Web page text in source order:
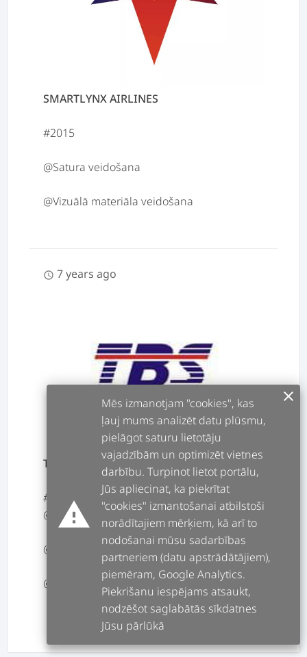
SMARTLYNX AIRLINES
#2015
@Satura veidošana
schedule 7 years ago
TBS TRAVEL AGENCY
#2014
@Facebook lapas uzturēšana
@Satura veidošana
warning
Mēs izmanotjam "cookies", kas
ļauj mums analizēt datu plūsmu,
pielāgot saturu lietotāju
vajadzībām un optimizēt vietnes
darbību. Turpinot lietot portālu,
Jūs apliecinat, ka piekrītat
"cookies" izmantošanai atbilstoši
norādītajiem mērķiem, kā arī to
nodošanai mūsu sadarbības
partneriem (datu apstrādātājiem),
piemēram, Google Analytics.
Piekrišanu iespējams atsaukt,
nodzēšot saglabātās sīkdatnes
Jūsu pārlūkā
clear